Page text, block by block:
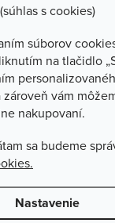
(súhlas s cookies)
súborov
na tlačidlo
vám
nakupovaní.
sa budeme
Nastavenie